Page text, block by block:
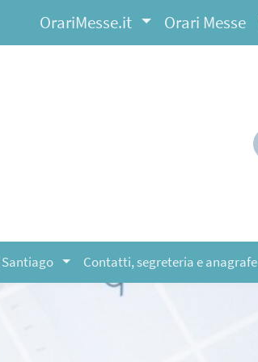
OrariMesse.it Orari Messe
Contatti, segreteria e anagrafe